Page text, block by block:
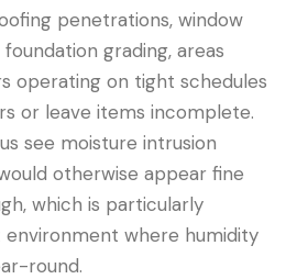
penetrations, window
grading, areas
operating on tight schedules
or leave items incomplete.
see moisture intrusion
otherwise appear fine
which is particularly
environment where humidity
round.